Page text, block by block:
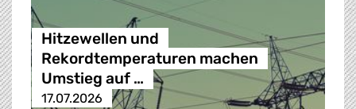
Hitzewellen und
Rekordtemperaturen machen
Umstieg auf …
17.07.2026